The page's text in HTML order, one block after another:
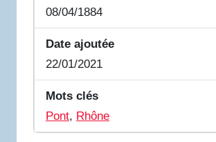
08/04/1884
Date ajoutée
22/01/2021
Mots clés
Pont, Rhône